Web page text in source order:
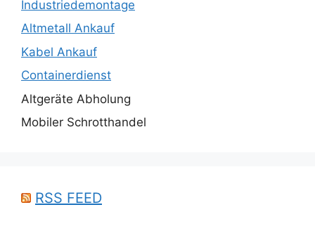
Industriedemontage
Altmetall Ankauf
Kabel Ankauf
Containerdienst
Altgeräte Abholung
Mobiler Schrotthandel
RSS FEED